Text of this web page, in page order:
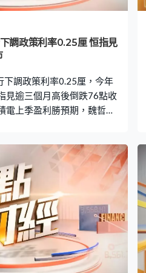
調政策利率0.25厘 恒指見
調政策利率0.25厘，今年
見逾三個月高後倒跌76點收
電上季盈利勝預期，魏哲